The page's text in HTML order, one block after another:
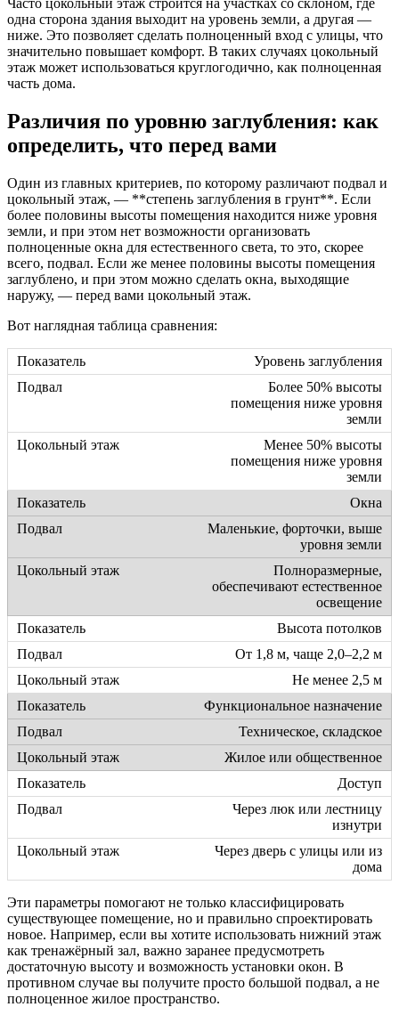
Часто цокольный этаж строится на участках со склоном, где
одна сторона здания выходит на уровень земли, а другая —
ниже. Это позволяет сделать полноценный вход с улицы, что
значительно повышает комфорт. В таких случаях цокольный
этаж может использоваться круглогодично, как полноценная
часть дома.
Различия по уровню заглубления: как
определить, что перед вами
Один из главных критериев, по которому различают подвал и
цокольный этаж, — **степень заглубления в грунт**. Если
более половины высоты помещения находится ниже уровня
земли, и при этом нет возможности организовать
полноценные окна для естественного света, то это, скорее
всего, подвал. Если же менее половины высоты помещения
заглублено, и при этом можно сделать окна, выходящие
наружу, — перед вами цокольный этаж.
Вот наглядная таблица сравнения:
Уровень заглубления
Более 50% высоты
помещения ниже уровня
земли
Менее 50% высоты
помещения ниже уровня
земли
Окна
Маленькие, форточки, выше
уровня земли
Полноразмерные,
обеспечивают естественное
освещение
Высота потолков
От 1,8 м, чаще 2,0–2,2 м
Не менее 2,5 м
Функциональное назначение
Техническое, складское
Жилое или общественное
Доступ
Через люк или лестницу
изнутри
Через дверь с улицы или из
дома
Эти параметры помогают не только классифицировать
существующее помещение, но и правильно спроектировать
новое. Например, если вы хотите использовать нижний этаж
как тренажёрный зал, важно заранее предусмотреть
достаточную высоту и возможность установки окон. В
противном случае вы получите просто большой подвал, а не
полноценное жилое пространство.